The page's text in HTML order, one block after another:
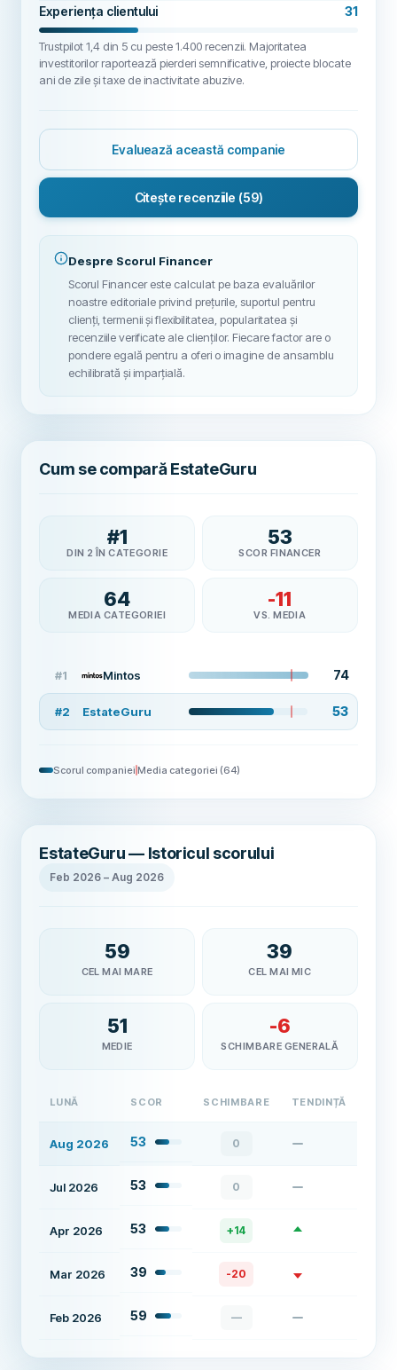
Experiența clientului 31
Trustpilot 1,4 din 5 cu peste 1.400 recenzii. Majoritatea
investitorilor raportează pierderi semnificative, proiecte blocate
ani de zile și taxe de inactivitate abuzive.
Evaluează această companie
Citește recenziile (59)
Despre Scorul Financer
Scorul Financer este calculat pe baza evaluărilor
noastre editoriale privind prețurile, suportul pentru
clienți, termenii și flexibilitatea, popularitatea și
recenziile verificate ale clienților. Fiecare factor are o
pondere egală pentru a oferi o imagine de ansamblu
echilibrată și imparțială.
Cum se compară EstateGuru
#1
DIN 2 ÎN CATEGORIE
53
SCOR FINANCER
64
MEDIA CATEGORIEI
-11
VS. MEDIA
#1 Mintos 74
#2 EstateGuru 53
Scorul companiei Media categoriei (64)
EstateGuru — Istoricul scorului
Feb 2026 –Aug 2026
59
CEL MAI MARE
39
CEL MAI MIC
51
MEDIE
-6
SCHIMBARE GENERALĂ
LUNĂ SCOR SCHIMBARE TENDINȚĂ
Aug 2026 53 0
Jul 2026 53 0
Apr 2026 53 +14
Mar 2026 39 -20
Feb 2026 59 —